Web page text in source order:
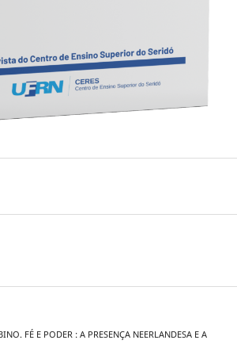
FÉ E PODER : A PRESENÇA NEERLANDESA E A